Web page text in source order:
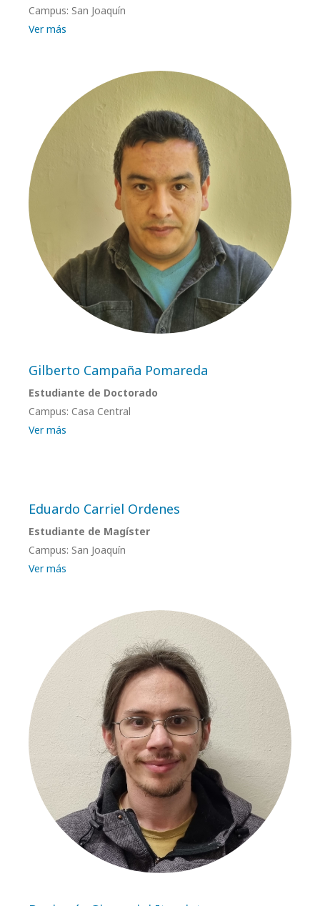
Campus: San Joaquín
Ver más
Gilberto Campaña Pomareda
Estudiante de Doctorado
Campus: Casa Central
Ver más
Eduardo Carriel Ordenes
Estudiante de Magíster
Campus: San Joaquín
Ver más